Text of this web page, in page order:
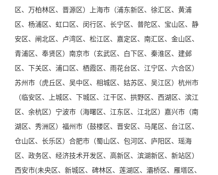
区、万柏林区、晋源区）上海市（浦东新区、徐汇区、黄浦
区、杨浦区、虹口区、闵行区、长宁区、普陀区、宝山区、静
安区、闸北区、卢湾区、松江区、嘉定区、南汇区、金山区、
青浦区、奉贤区）南京市（玄武区、白下区、秦淮区、建邺
区、下关区、浦口区、栖霞区、雨花台区、江宁区、六合区）
苏州市（虎丘区、吴中区、相城区、姑苏区、吴江区）杭州市
（临安区、上城区、下城区、江干区、拱野区、西湖区、滨江
区、余杭区）宁波市（海曙区、江东区、江北区）嘉兴市（南
湖区、秀洲区）福州市（鼓楼区、晋安区、马尾区、台江区、
仓山区、长乐区）合肥市（蜀山区、包河区、庐阳区、瑶海
区、政务区、经济技术开发区、高新区、滨湖新区、新站区）
西安市(未央区、新城区、碑林区、莲湖区、灞桥区、雁塔区、